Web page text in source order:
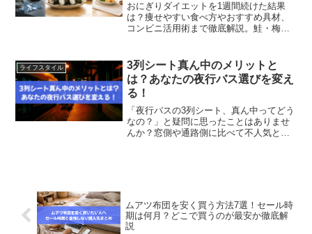
おにぎりダイエットを1週間続けた結果
は？痩せやすい食べ方やおすすめ具材、
コンビニ活用術まで徹底解説。鮭・梅・
します。無理な糖質制限なしで続けたい
人必見です。
ライフスタイル
3列シート真ん中のメリットと
は？あなたの夜行バス選びを変え
る！
「夜行バスの3列シート、真ん中ってどう
なの？」と疑問に思ったことはありませ
んか？窓側や通路側に比べて不人気と思
ムアツ布団を安く買う方法7選！セール時
期は何月？どこで買うのが最安か徹底解
説